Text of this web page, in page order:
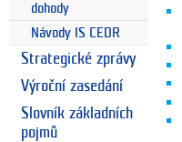
dohody
Návody IS CEDR
Strategické zprávy
Výroční zasedání
Slovník základních
pojmů